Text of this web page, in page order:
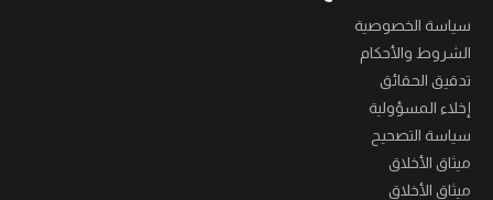
سياسة الخصوصية
الشروط والأحكام
تدقيق الحقائق
إخلاء المسؤولية
سياسة التصحيح
ميثاق الأخلاق
ميثاق الأخلاق